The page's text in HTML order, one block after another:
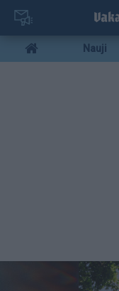
Pereiti
pagrindinį
turinį
Mobile
menu
Nauji